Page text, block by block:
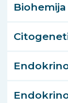
Biohemija